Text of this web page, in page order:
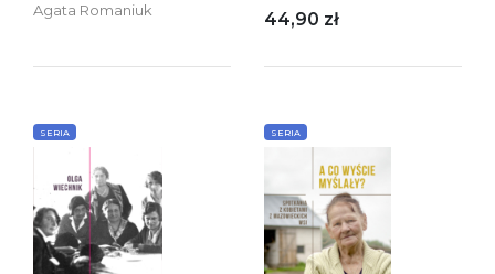
Agata Romaniuk 44,90 zł
SERIA SERIA